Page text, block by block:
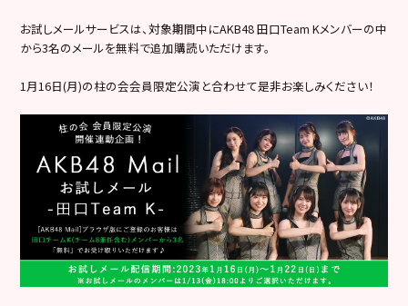
お試しメールサービスは、対象期間中にAKB48 田口Team Kメンバーの中
から3名のメールを無料で追加購読いただけます。
1月16日(月)の柱の会会員限定公演と合わせて是非お楽しみください！